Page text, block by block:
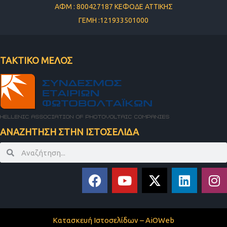
ΑΦΜ : 800427187 ΚΕΦΟΔΕ ΑΤΤΙΚΗΣ
ΓΕΜΗ :121933501000
ΤΑΚΤΙΚΟ ΜΕΛΟΣ
ΑΝΑΖΗΤΗΣΗ ΣΤΗΝ ΙΣΤΟΣΕΛΙΔΑ
SearchSearch
F
a
e
b
Y
o
t
u
X
-
w
i
L
i
k
I
n
t
Κατασκευή Ιστοσελίδων – AiOWeb